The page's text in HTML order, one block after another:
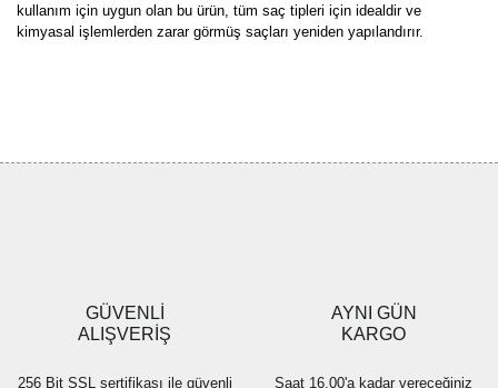
kullanım için uygun olan bu ürün, tüm saç tipleri için idealdir ve
kimyasal işlemlerden zarar görmüş saçları yeniden yapılandırır.
Mükemmel
Yorum Yaz
Ürün fiyatı diğer sitelerden daha pahalı.
Bu ürüne benzer farklı alternatifler olmalı.
GÜVENLİ
ALIŞVERİŞ
256 Bit SSL sertifikası ile güvenli
AYNI GÜN
KARGO
Saat 16.00'a kadar vereceğiniz